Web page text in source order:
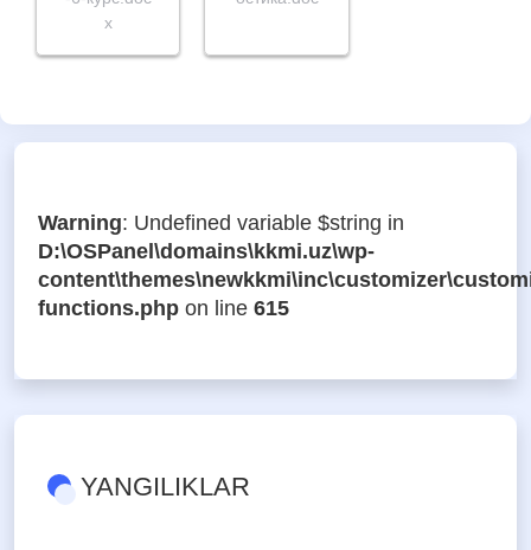
x
Warning: Undefined variable $string in
D:\OSPanel\domains\kkmi.uz\wp-
functions.php on line 615
YANGILIKLAR